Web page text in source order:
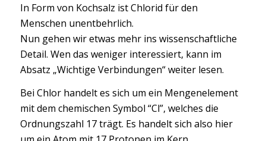
In Form von Kochsalz ist Chlorid für den
Menschen unentbehrlich.
Nun gehen wir etwas mehr ins wissenschaftliche
Detail. Wen das weniger interessiert, kann im
Absatz „Wichtige Verbindungen“ weiter lesen.
Bei Chlor handelt es sich um ein Mengenelement
mit dem chemischen Symbol “Cl”, welches die
Ordnungszahl 17 trägt. Es handelt sich also hier